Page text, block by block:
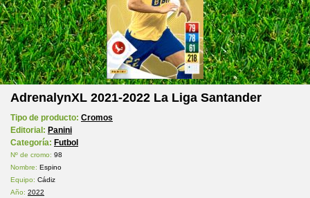
AdrenalynXL 2021-2022 La Liga Santander
Tipo de producto: Cromos
Editorial: Panini
Categoría: Futbol
Nº de cromo: 98
Nombre: Espino
Equipo: Cádiz
Año: 2022